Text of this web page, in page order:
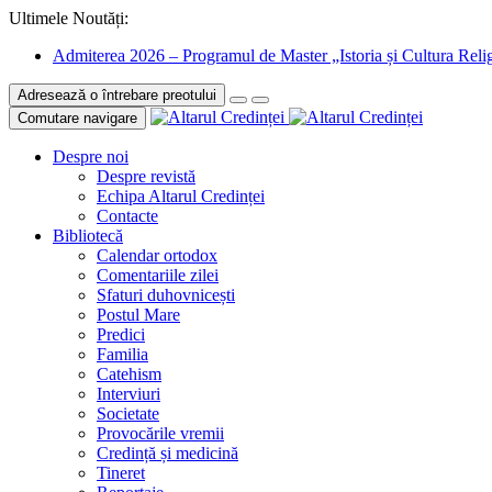
Ultimele Noutăți:
Admiterea 2026 – Programul de Master „Istoria și Cultura
Adresează o întrebare preotului
Comutare navigare
Despre noi
Despre revistă
Echipa Altarul Credinței
Contacte
Bibliotecă
Calendar ortodox
Comentariile zilei
Sfaturi duhovnicești
Postul Mare
Predici
Familia
Catehism
Interviuri
Societate
Provocările vremii
Credință și medicină
Tineret